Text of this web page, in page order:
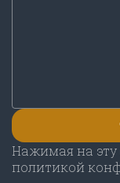
Нажимая на эту
политикой